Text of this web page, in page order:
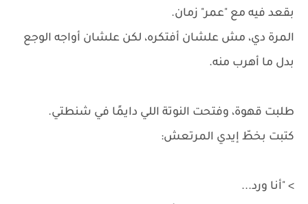
بقعد فيه مع "عمر" زمان.
المرة دي، مش علشان أفتكره، لكن علشان أواجه الوجع
بدل ما أهرب منه.
طلبت قهوة، وفتحت النوتة اللي دايمًا في شنطتي.
كتبت بخطّ إيدي المرتعش:
> "أنا ورد...